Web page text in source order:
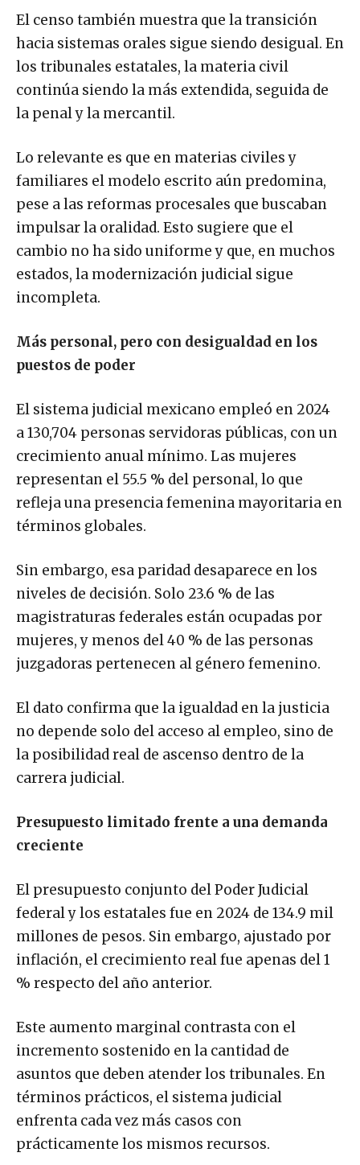
El censo también muestra que la transición
hacia sistemas orales sigue siendo desigual. En
los tribunales estatales, la materia civil
continúa siendo la más extendida, seguida de
la penal y la mercantil.
Lo relevante es que en materias civiles y
familiares el modelo escrito aún predomina,
pese a las reformas procesales que buscaban
impulsar la oralidad. Esto sugiere que el
cambio no ha sido uniforme y que, en muchos
estados, la modernización judicial sigue
incompleta.
Más personal, pero con desigualdad en los
puestos de poder
El sistema judicial mexicano empleó en 2024
a 130,704 personas servidoras públicas, con un
crecimiento anual mínimo. Las mujeres
representan el 55.5 % del personal, lo que
refleja una presencia femenina mayoritaria en
términos globales.
Sin embargo, esa paridad desaparece en los
niveles de decisión. Solo 23.6 % de las
magistraturas federales están ocupadas por
mujeres, y menos del 40 % de las personas
juzgadoras pertenecen al género femenino.
El dato confirma que la igualdad en la justicia
no depende solo del acceso al empleo, sino de
la posibilidad real de ascenso dentro de la
carrera judicial.
Presupuesto limitado frente a una demanda
creciente
El presupuesto conjunto del Poder Judicial
federal y los estatales fue en 2024 de 134.9 mil
millones de pesos. Sin embargo, ajustado por
inflación, el crecimiento real fue apenas del 1
% respecto del año anterior.
Este aumento marginal contrasta con el
incremento sostenido en la cantidad de
asuntos que deben atender los tribunales. En
términos prácticos, el sistema judicial
enfrenta cada vez más casos con
prácticamente los mismos recursos.